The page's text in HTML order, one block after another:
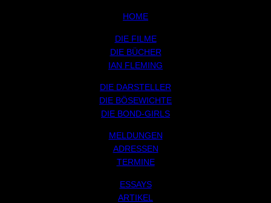
HOME
DIE FILME
DIE BÜCHER
IAN FLEMING
DIE DARSTELLER
DIE BÖSEWICHTE
DIE BOND-GIRLS
MELDUNGEN
ADRESSEN
TERMINE
ESSAYS
ARTIKEL